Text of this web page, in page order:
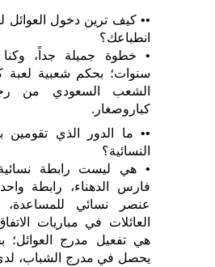
•• كيف ترين دخول العوائل
انطباعك؟
• خطوة جميلة جداً، وكنا
سنوات؛ بحكم شعبية لعبة
الشعب السعودي من
كباروصغار.
•• ما الدور الذي تقومين
النسائية؟
• هي ليست رابطة
فارس الدهناء، رابطة
عنصر نسائي للمساعدة،
العائلات في مباريات
هي تفعيل مدرج العوائل؛
يحصل في مدرج الشباب،